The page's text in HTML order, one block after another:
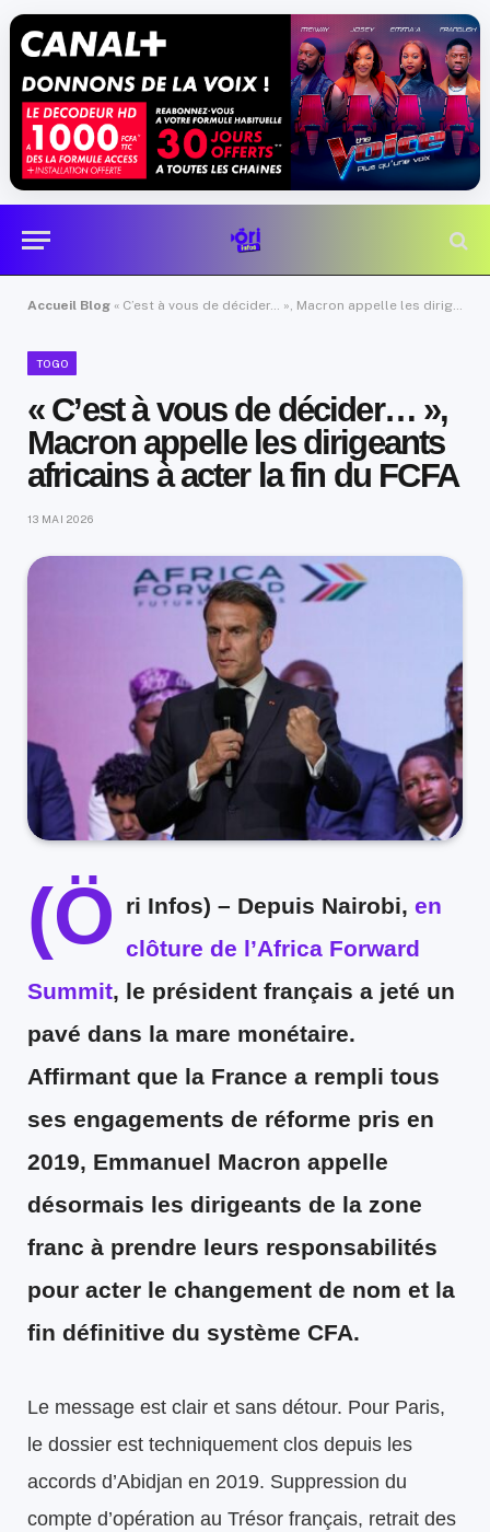
Accueil Blog « C’est à vous de décider… », Macron appelle les dirigeants africains à acter la fin du FCFA
TOGO
« C’est à vous de décider… »,
Macron appelle les dirigeants
africains à acter la fin du FCFA
13 MAI 2026
(Ö ri Infos) – Depuis Nairobi, en
clôture de l’Africa Forward
Summit, le président français a jeté un
pavé dans la mare monétaire.
Affirmant que la France a rempli tous
ses engagements de réforme pris en
2019, Emmanuel Macron appelle
désormais les dirigeants de la zone
franc à prendre leurs responsabilités
pour acter le changement de nom et la
fin définitive du système CFA.
Le message est clair et sans détour. Pour Paris,
le dossier est techniquement clos depuis les
accords d’Abidjan en 2019. Suppression du
compte d’opération au Trésor français, retrait des